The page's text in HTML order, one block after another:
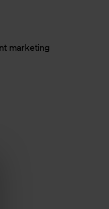
marketing